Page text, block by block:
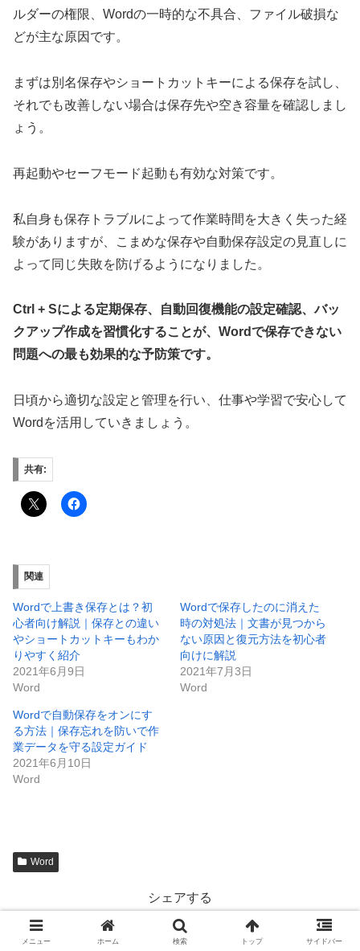
ルダーの権限、Wordの一時的な不具合、ファイル破損な
どが主な原因です。
まずは別名保存やショートカットキーによる保存を試し、
それでも改善しない場合は保存先や空き容量を確認しまし
ょう。
再起動やセーフモード起動も有効な対策です。
私自身も保存トラブルによって作業時間を大きく失った経
験がありますが、こまめな保存や自動保存設定の見直しに
よって同じ失敗を防げるようになりました。
Ctrl + Sによる定期保存、自動回復機能の設定確認、バッ
クアップ作成を習慣化することが、Wordで保存できない
問題への最も効果的な予防策です。
日頃から適切な設定と管理を行い、仕事や学習で安心して
Wordを活用していきましょう。
共有:
関連
Wordで上書き保存とは？初
心者向け解説｜保存との違い
やショートカットキーもわか
りやすく紹介
2021年6月9日
Word
Wordで保存したのに消えた
時の対処法｜文書が見つから
ない原因と復元方法を初心者
向けに解説
2021年7月3日
Word
Wordで自動保存をオンにす
る方法｜保存忘れを防いで作
業データを守る設定ガイド
2021年6月10日
Word
Word
シェアする
Facebook
メニュー ホーム 検索 トップ サイドバー